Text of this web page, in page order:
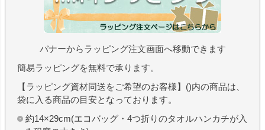
バナーからラッピング注文画面へ移動できます
簡易ラッピングを無料で承ります。
【ラッピング資材同送をご希望のお客様】()内の商品は、
袋に入る商品の目安となっております。
約14×29cm(エコバッグ・4つ折りのタオルハンカチが入